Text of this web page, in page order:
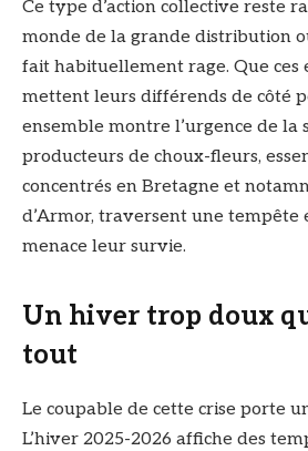
Ce type d’action collective reste
monde de la grande distribution
fait habituellement rage. Que ces
mettent leurs différends de côté
ensemble montre l’urgence de la
producteurs de choux-fleurs,
concentrés en Bretagne et
d’Armor, traversent une tempête
menace leur survie.
Un hiver trop doux
tout
Le coupable de cette crise porte
L’hiver 2025-2026 affiche des